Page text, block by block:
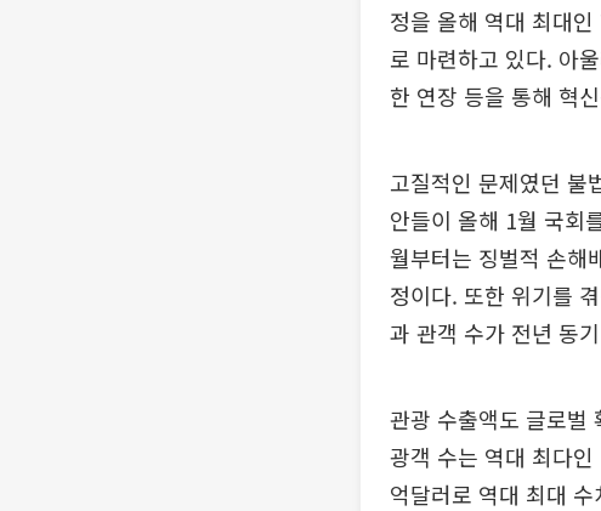
정을 올해 역대 최대
로 마련하고 있다. 아
한 연장 등을 통해 혁
고질적인 문제였던 불
안들이 올해 1월 국회
월부터는 징벌적 손해
정이다. 또한 위기를
과 관객 수가 전년 동
관광 수출액도 글로벌
광객 수는 역대 최다
억달러로 역대 최대